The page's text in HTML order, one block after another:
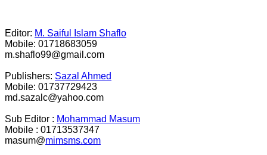
Editor: M. Saiful Islam Shaflo
Mobile: 01718683059
m.shaflo99@gmail.com
Publishers: Sazal Ahmed
Mobile: 01737729423
md.sazalc@yahoo.com
Sub Editor : Mohammad Masum
Mobile : 01713537347
masum@mimsms.com